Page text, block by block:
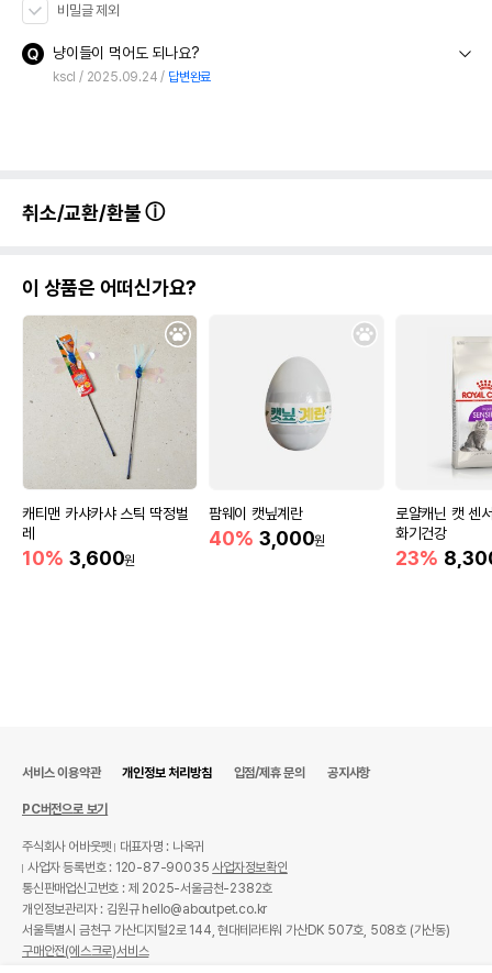
비밀글 제외
냥이들이 먹어도 되나요?
kscl 2025.09.24 답변완료
취소/교환/환불
이 상품은 어떠신가요?
캐티맨 카샤카샤 스틱 딱정벌
레
10% 3,600원
팜웨이 캣닢계란
40% 3,000원
로얄캐닌 캣 센
화기건강
23%
서비스 이용약관 개인정보 처리방침 입점/제휴 문의 공지사항
PC버전으로 보기
주식회사 어바웃펫
대표자명 : 나옥귀
사업자 등록번호 : 120-87-90035사업자정보확인
통신판매업신고번호 : 제 2025-서울금천-2382호
개인정보관리자 : 김원규 hello@aboutpet.co.kr
서울특별시 금천구 가산디지털2로 144, 현대테라타워 가산DK 507호, 508호 (가산동)
구매안전(에스크로)서비스